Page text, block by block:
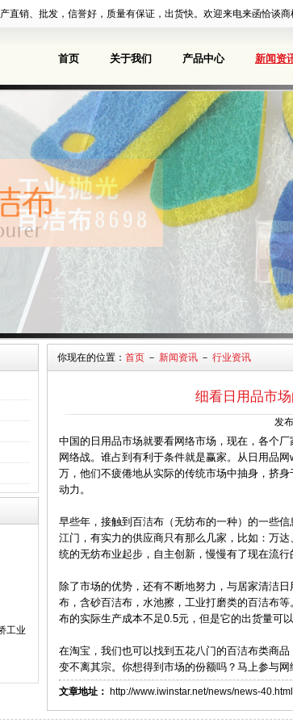
直销、批发，信誉好，质量有保证，出货快。欢迎来电来函恰谈商
首页 关于我们 产品中心 新闻资
你现在的位置： 首页 － 新闻资讯 － 行业资讯
细看日用品市
发
中国的日用品市场就要看网络市场，现在，各个
网络战。谁占到有利于条件就是赢家。从日用品
万，他们不疲倦地从实际的传统市场中抽身，挤
动力。
早些年，接触到百洁布（无纺布的一种）的一些
江门，有实力的供应商只有那么几家，比如：万
统的无纺布业起步，自主创新，慢慢有了现在流行
除了市场的优势，还有不断地努力，与居家清洁
布，含砂百洁布，水池擦，工业打磨类的百洁布
布的实际生产成本不足0.5元，但是它的出货量可
在淘宝，我们也可以找到五花八门的百洁布类商
变不离其宗。你想得到市场的份额吗？马上参与网
文章地址： http://www.iwinstar.net/news/news-40.html
工业